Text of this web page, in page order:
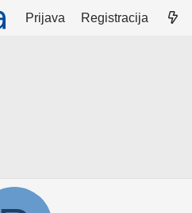
Prijava Registracija